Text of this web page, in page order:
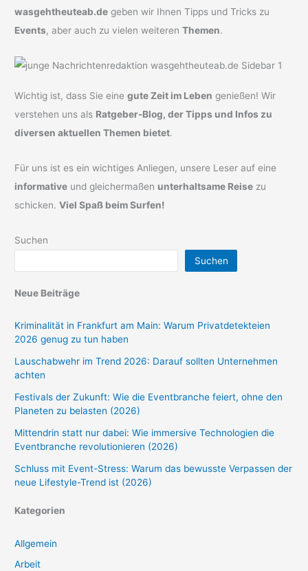
wasgehtheuteab.de geben wir Ihnen Tipps und Tricks zu
Events, aber auch zu vielen weiterenThemen.
Wichtig ist, dass Sie einegute Zeit im Leben genießen! Wir
verstehen uns als Ratgeber-Blog, der Tipps und Infos zu
diversen aktuellen Themen bietet.
Für uns ist es ein wichtiges Anliegen, unsere Leser auf eine
informative und gleichermaßen unterhaltsame Reise zu
schicken.Viel Spaß beim Surfen!
Suchen
Suchen
Neue Beiträge
Kriminalität in Frankfurt am Main: Warum Privatdetekteien
2026 genug zu tun haben
Lauschabwehr im Trend 2026: Darauf sollten Unternehmen
achten
Festivals der Zukunft: Wie die Eventbranche feiert, ohne den
Planeten zu belasten (2026)
Mittendrin statt nur dabei: Wie immersive Technologien die
Eventbranche revolutionieren (2026)
Schluss mit Event-Stress: Warum das bewusste Verpassen der
neue Lifestyle-Trend ist (2026)
Kategorien
Allgemein
Arbeit